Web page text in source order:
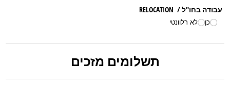
עבודה בחו"ל /​ RELOCATION
כן לא רלוונטי
תשלומים מזכים